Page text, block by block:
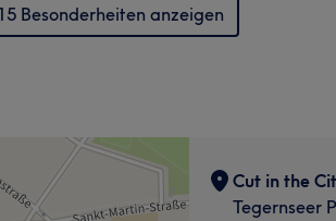
Besonderheiten anzeigen
Cut in the
Tegernseer